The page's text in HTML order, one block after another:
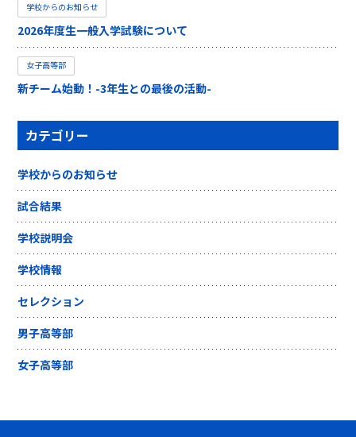
学校からのお知らせ
2026年度生一般入学試験について
女子高等部
新チーム始動！-3年生との最後の活動-
カテゴリー
学校からのお知らせ
試合結果
学校説明会
学校情報
セレクション
男子高等部
女子高等部